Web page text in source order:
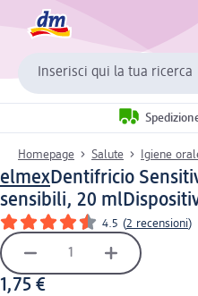
Inserisci qui la tua ricerca
Homepage Salute Igiene
elmexDentifricio
sensibili, 20 ml
4.5 (2 recensioni)
1,75 €